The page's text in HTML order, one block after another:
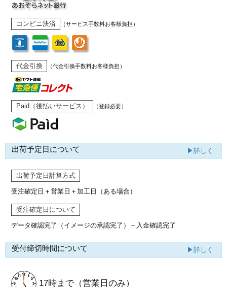
コンビニ決済 （サービス手数料お客様負担）
代金引換 （代金引換手数料お客様負担）
Paid（後払いサービス） （登録必要）
出荷予定日について ▶詳しく
出荷予定日計算方式
受注確定日＋営業日＋加工日（ある場合）
受注確定日について
データ確認完了（イメージの承認完了） ＋入金確認完了
受付締切時間について ▶詳しく
17時まで （営業日のみ）